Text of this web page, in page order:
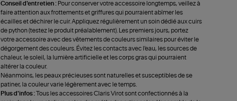
Conseil d'entretien : Pour conserver votre accessoire longtemps, veillez à
faire attention aux frottements et griffures qui pourraient abîmer les
écailles et déchirer le cuir. Appliquez régulièrement un soin dédié aux cuirs
de python (testez le produit préalablement). Les premiers jours, portez
votre accessoire avec des vêtements de couleurs similaires pour éviter le
dégorgement des couleurs. Évitez les contacts avec l'eau, les sources de
chaleur, le soleil, la lumière artificielle et les corps gras qui pourraient
altérer la couleur.
Néanmoins, les peaux précieuses sont naturelles et susceptibles de se
patiner, la couleur varie légèrement avec le temps.
Plus d'infos :
Tous les accessoires Claris Virot sont confectionnés à la